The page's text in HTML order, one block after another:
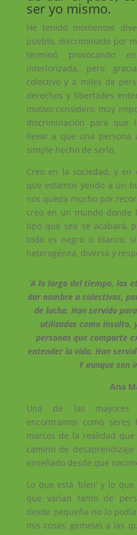
ser yo mismo.
He tenido momentos
pueblo, discriminado por
terminó provocando
interiorizada, pero
colectivo y a miles de
derechos y libertades
motivo considero muy
discriminación para que
llevar a que una persona
simple hecho de serlo.
Creo en la sociedad, y
que estamos yendo a un
nos queda mucho por
creo en un mundo donde
tipo que sea se acabará,
todo es negro o blanco,
heterogénea, diversa y
‘A lo largo del tiempo, las
dar nombre a colectivos,
de lucha. Han servido
utilizadas como insulto,
personas que comparte
entender la vida. Han
Y aunque son
Ana
Una de las mayores
encontramos como
marcos de la realidad que
camino de
enseñado desde que
Lo que está ‘bien’ y lo que
que varían tanto de
desde pequeña no lo
mis cosas, gemelas a las